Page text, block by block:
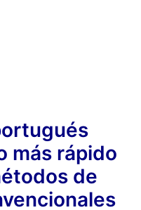
más rápido
de